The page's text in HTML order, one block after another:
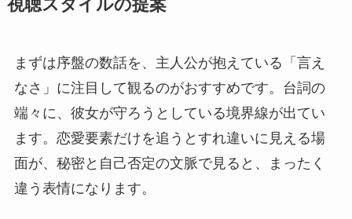
視聴スタイルの提案
まずは序盤の数話を、主人公が抱えている「言え
なさ」に注目して観るのがおすすめです。台詞の
端々に、彼女が守ろうとしている境界線が出てい
ます。恋愛要素だけを追うとすれ違いに見える場
面が、秘密と自己否定の文脈で見ると、まったく
違う表情になります。